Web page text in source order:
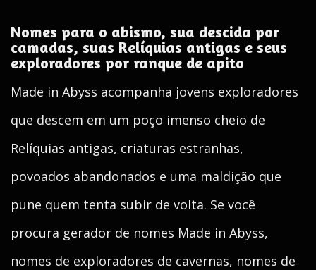
Nomes para o abismo, sua descida por
camadas, suas Relíquias antigas e seus
exploradores por ranque de apito
Made in Abyss acompanha jovens exploradores
que descem em um poço imenso cheio de
Relíquias antigas, criaturas estranhas,
povoados abandonados e uma maldição que
pune quem tenta subir de volta. Se você
procura gerador de nomes Made in Abyss,
nomes de exploradores de cavernas, nomes de